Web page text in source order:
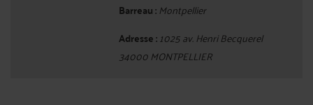
Barreau : Montpellier
Adresse :1025 av. Henri Becquerel
34000 MONTPELLIER